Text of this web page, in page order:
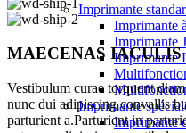
Imprimante
Imprimante
Imprimante
Imprimante
Imprimante
Imprimante
MAECENAS IACULIS
Vestibulum curae torquent
nunc dui adipiscing convallis
parturient a.Parturient in